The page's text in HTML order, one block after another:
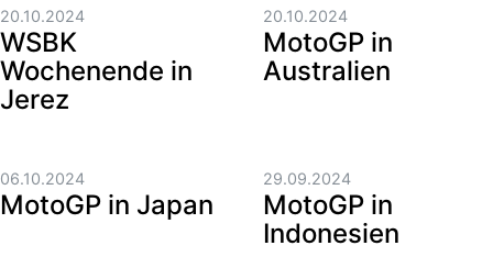
20.10.2024
WSBK
Wochenende in
Jerez
20.10.2024
MotoGP in
Australien
06.10.2024
MotoGP in Japan
29.09.2024
MotoGP in
Indonesien